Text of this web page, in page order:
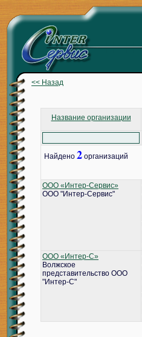
<< Назад
Название организации
Найдено 2 организаций
ООО «Интер-Сервис»
ООО "Интер-Сервис"
ООО «Интер-С»
Волжское
представительство ООО
"Интер-С"